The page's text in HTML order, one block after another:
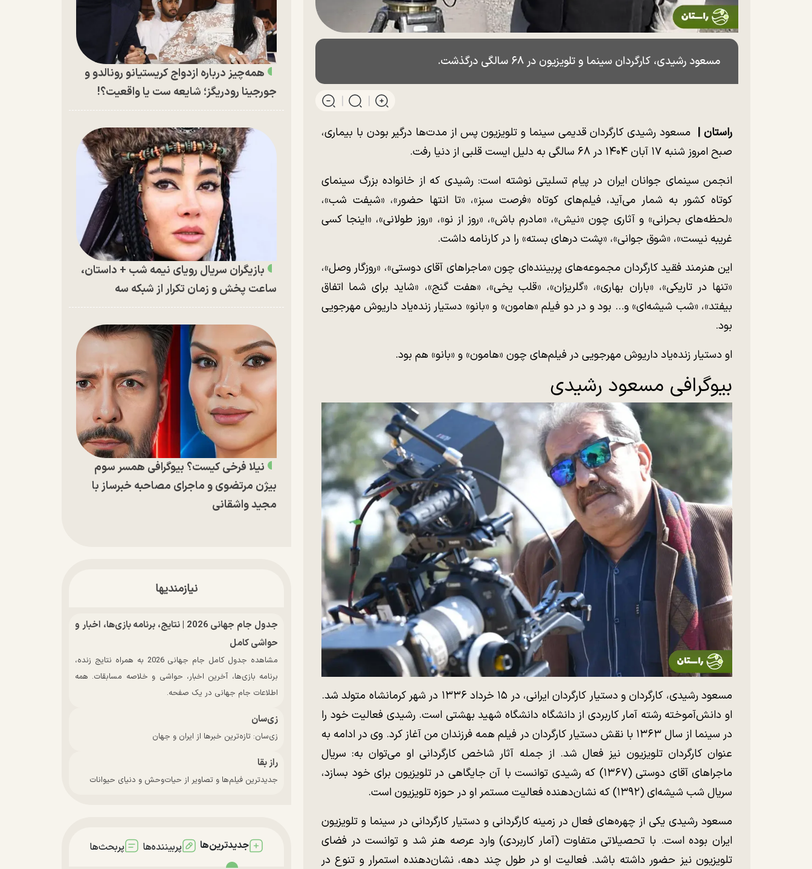
مسعود رشیدی، کارگردان سینما و تلویزیون در ۶۸ سالگی درگذشت.
راستان | مسعود رشیدی کارگردان قدیمی سینما و تلویزیون پس از مدت‌ها درگیر بودن با بیماری،
صبح امروز شنبه ۱۷ آبان ۱۴۰۴ در ۶۸ سالگی به دلیل ایست قلبی از دنیا رفت.
انجمن سینمای جوانان ایران در پیام تسلیتی نوشته است: رشیدی که از خانواده بزرگ سینمای
کوتاه کشور به شمار می‌آید، فیلم‌های کوتاه «فرصت سبز»، «تا انتها حضور»، «شیفت شب»،
«لحظه‌های بحرانی» و آثاری چون «نیش»، «مادرم باش»، «روز از نو»، «روز طولانی»، «اینجا کسی
غریبه نیست»، «شوق جوانی»، «پشت درهای بسته» را در کارنامه داشت.
این هنرمند فقید کارگردان مجموعه‌های پربیننده‌ای چون «ماجراهای آقای دوستی»، «روزگار وصل»،
«تنها در تاریکی»، «باران بهاری»، «گلریزان»، «قلب یخی»، «هفت گنج»، «شاید برای شما اتفاق
بیفتد»، «شب شیشه‌ای» و... بود و در دو فیلم «هامون» و «بانو» دستیار زنده‌یاد داریوش مهرجویی
بود.
او دستیار زنده‌یاد داریوش مهرجویی در فیلم‌های چون «هامون» و «بانو» هم بود.
بیوگرافی مسعود رشیدی
مسعود رشیدی، کارگردان و دستیار کارگردان ایرانی، در ۱۵ خرداد ۱۳۳۶ در شهر کرمانشاه متولد شد.
او دانش‌آموخته رشته آمار کاربردی از دانشگاه دانشگاه شهید بهشتی است. رشیدی فعالیت خود را
در سینما از سال ۱۳۶۳ با نقش دستیار کارگردان در فیلم همه فرزندان من آغاز کرد. وی در ادامه به
عنوان کارگردان تلویزیون نیز فعال شد. از جمله آثار شاخص کارگردانی او می‌توان به: سریال
ماجرا‌های آقای دوستی (۱۳۶۷) که رشیدی توانست با آن جایگاهی در تلویزیون برای خود بسازد،
سریال شب شیشه‌ای (۱۳۹۲) که نشان‌دهنده فعالیت مستمر او در حوزه تلویزیون است.
مسعود رشیدی یکی از چهره‌های فعال در زمینه کارگردانی و دستیار کارگردانی در سینما و تلویزیون
ایران بوده است. با تحصیلاتی متفاوت (آمار کاربردی) وارد عرصه هنر شد و توانست در فضای
تلویزیون نیز حضور داشته باشد. فعالیت او در طول چند دهه، نشان‌دهنده استمرار و تنوع در
همه‌چیز درباره ازدواج کریستیانو رونالدو و
جورجینا رودریگز؛ شایعه ست یا واقعیت؟!
بازیگران سریال رویای نیمه شب + داستان،
ساعت پخش و زمان تکرار از شبکه سه
نیلا فرخی کیست؟ بیوگرافی همسر سوم
بیژن مرتضوی و ماجرای مصاحبه خبرساز با
مجید واشقانی
نیازمندیها
جدول جام جهانی 2026 | نتایج، برنامه بازی‌ها، اخبار و
حواشی کامل
مشاهده جدول کامل جام جهانی 2026 به همراه نتایج زنده،
برنامه بازی‌ها، آخرین اخبار، حواشی و خلاصه مسابقات. همه
اطلاعات جام جهانی در یک صفحه.
زی‌سان
زی‌سان: تازه‌ترین خبرها از ایران و جهان
راز بقا
جدیدترین فیلم‌ها و تصاویر از حیات‌وحش و دنیای حیوانات
جدیدترین‌ها پربیننده‌ها پربحث‌ها